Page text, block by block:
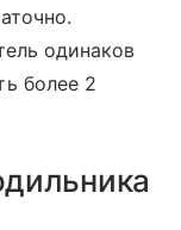
одинаков
более 2